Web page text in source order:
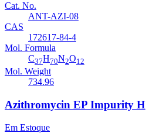
Cat. No.
ANT-AZI-08
CAS
172617-84-4
Mol. Formula
C37H70N2O12
Mol. Weight
734.96
Azithromycin EP Impurity H
Em Estoque